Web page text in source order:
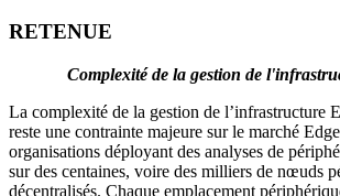
RETENUE
Complexité de la gestion de
La complexité de la gestion de l’infrastructure
reste une contrainte majeure sur le marché
organisations déployant des analyses de
sur des centaines, voire des milliers de nœuds
décentralisés. Chaque emplacement